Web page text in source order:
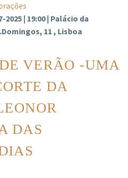
2025 | 19:00 | Palácio da
11 , Lisboa
VERÃO -UMA
DA
DAS